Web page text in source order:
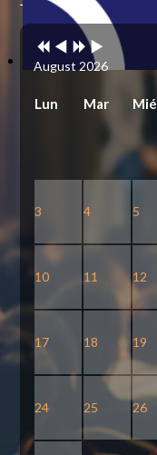
Previous
Previous
Month
Next
Year
Next
Month
August 2026
Lun Mar Mié
3 4 5
10 11 12
17 18 19
24 25 26